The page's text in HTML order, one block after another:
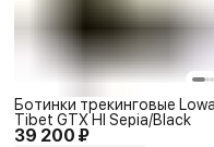
39 200 ₽
Ботинки трекинговые Lowa
Tibet GTX HI Sepia/Black